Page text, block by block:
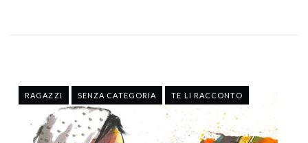
RAGAZZI SENZA CATEGORIA TE LI RACCONTO